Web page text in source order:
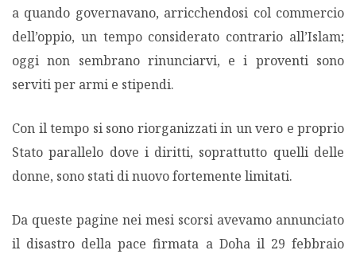
a quando governavano, arricchendosi col commercio
dell’oppio, un tempo considerato contrario all’Islam;
oggi non sembrano rinunciarvi, e i proventi sono
serviti per armi e stipendi.
Con il tempo si sono riorganizzati in un vero e proprio
Stato parallelo dove i diritti, soprattutto quelli delle
donne, sono stati di nuovo fortemente limitati.
Da queste pagine nei mesi scorsi avevamo annunciato
il disastro della pace firmata a Doha il 29 febbraio